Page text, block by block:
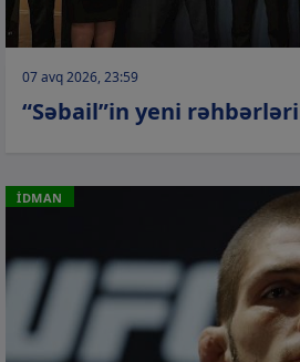
07 avq 2026, 23:59
“Səbail”in yeni
İDMAN